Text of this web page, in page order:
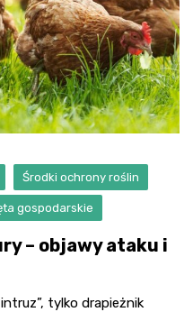
Środki ochrony roślin
gospodarskie
– objawy ataku i
tylko drapieżnik